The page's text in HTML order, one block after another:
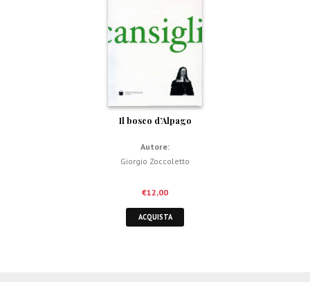
Il bosco d’Alpago
Autore:
Giorgio Zoccoletto
€12,00
ACQUISTA